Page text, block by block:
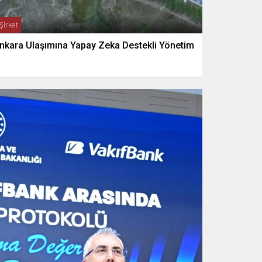
Şirket
Ulaşımına Yapay Zeka Destekli Yönetim